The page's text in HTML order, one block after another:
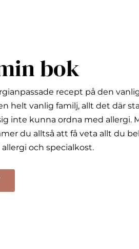
bok
recept på den
helt vanlig familj, allt det där
inte kunna ordna med allergi.
du alltså att få veta allt du
och specialkost.